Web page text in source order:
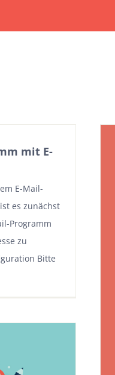
mit E-
E-Mail-
es zunächst
Programm
zu
Bitte